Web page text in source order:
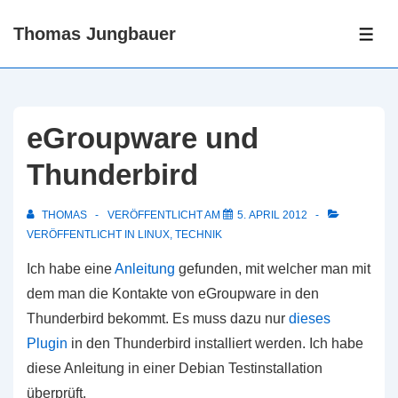
Thomas Jungbauer
eGroupware und
Thunderbird
THOMAS VERÖFFENTLICHT AM
5. APRIL 2012
VERÖFFENTLICHT IN LINUX, TECHNIK
Ich habe eineAnleitung gefunden, mit welcher man mit
dem man die Kontakte von eGroupware in den
Thunderbird bekommt. Es muss dazu nur dieses
Plugin in den Thunderbird installiert werden. Ich habe
diese Anleitung in einer Debian Testinstallation
überprüft.